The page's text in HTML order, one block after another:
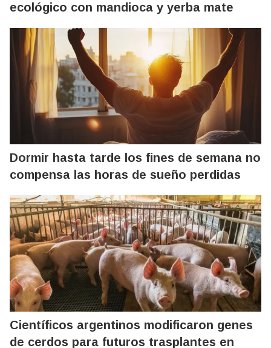
ecológico con mandioca y yerba mate
Dormir hasta tarde los fines de semana no
compensa las horas de sueño perdidas
Científicos argentinos modificaron genes
de cerdos para futuros trasplantes en